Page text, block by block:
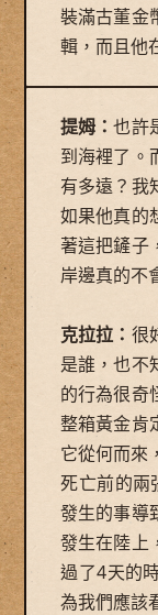
裝滿古董金
輯，而且他
提姆：也許
到海裡了。
有多遠？我
如果他真的
著這把鏟子
岸邊真的
克拉拉： 很
是誰，也不
的行為很奇
整箱黃金肯
它從何而來
死亡前的兩
發生的事導
發生在陸上
過了4天的
為我們應該